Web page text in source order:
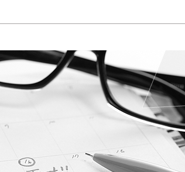
류
발급
봉사센터
학적변동
재입학